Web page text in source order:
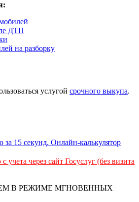
ДТП
на разборку
услугой срочного выкупа.
через сайт Госуслуг (без визита
В РЕЖИМЕ МГНОВЕННЫХ